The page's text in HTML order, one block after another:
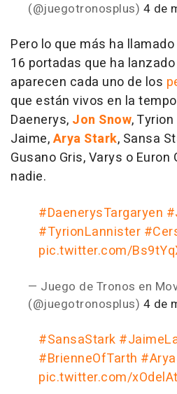
(@juegotronosplus) 4 de
Pero lo que más ha
16 portadas que ha
aparecen cada uno de los
que están vivos en la
Daenerys, Jon Snow,
Jaime,Arya Stark, Sansa
Gusano Gris, Varys o
nadie.
#DaenerysTargaryen
#TyrionLannister
pic.twitter.com/
— Juego de Tronos en
(@juegotronosplus) 4 de
#SansaStark
#BrienneOfTarth
pic.twitter.com/